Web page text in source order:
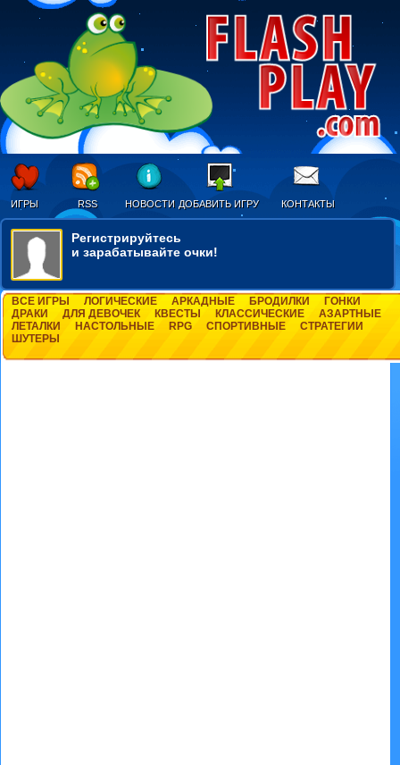
ИГРЫ RSS НОВОСТИ ДОБАВИТЬ ИГРУ КОНТАКТЫ
Регистрируйтесь
и зарабатывайте очки!
ВСЕ ИГРЫ ЛОГИЧЕСКИЕ АРКАДНЫЕ БРОДИЛКИ
ГОНКИ
ДРАКИ
ДЛЯ ДЕВОЧЕК КВЕСТЫ КЛАССИЧЕСКИЕ
АЗАРТНЫЕ
ЛЕТАЛКИ
НАСТОЛЬНЫЕ RPG СПОРТИВНЫЕ
СТРАТЕГИИ
ШУТЕРЫ